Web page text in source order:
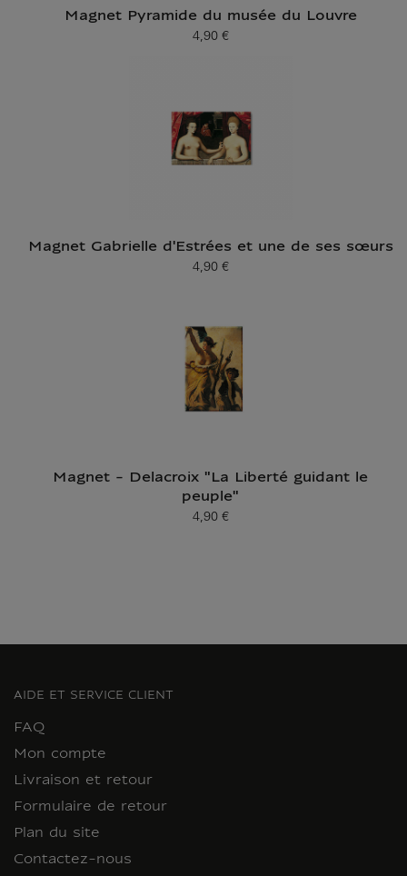
Magnet Pyramide du musée du Louvre
Prix ​​actuel
4,90 €
Magnet Gabrielle d'Estrées et une de ses sœurs
Prix ​​actuel
4,90 €
Magnet - Delacroix "La Liberté guidant le
peuple"
Prix ​​actuel
4,90 €
AIDE ET SERVICE CLIENT
FAQ
Mon compte
Livraison et retour
Formulaire de retour
Plan du site
Contactez-nous